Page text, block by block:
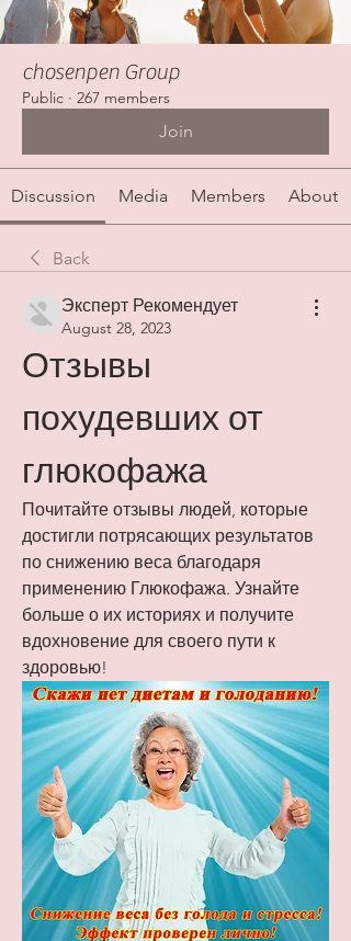
chosenpen Group
Public · 267 members
Join
Discussion Media Members About
Back
Эксперт Рекомендует
August 28, 2023
Отзывы
похудевших от
глюкофажа
Почитайте отзывы людей, которые
достигли потрясающих результатов
по снижению веса благодаря
применению Глюкофажа. Узнайте
больше о их историях и получите
вдохновение для своего пути к
здоровью!